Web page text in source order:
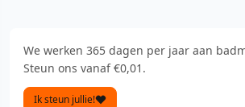
We werken 365 dagen per jaar aan
Steun ons vanaf €0,01.
Ik steun jullie!